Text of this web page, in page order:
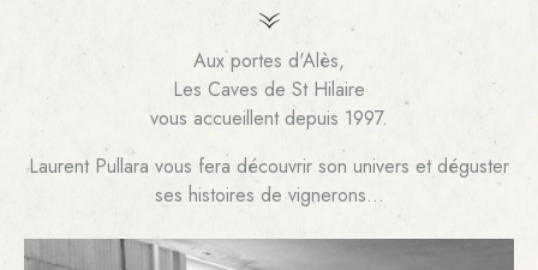
Aux portes d'Alès,
Les Caves de St Hilaire
vous accueillent depuis 1997.
Laurent Pullara vous fera découvrir son univers et déguster
ses histoires de vignerons...